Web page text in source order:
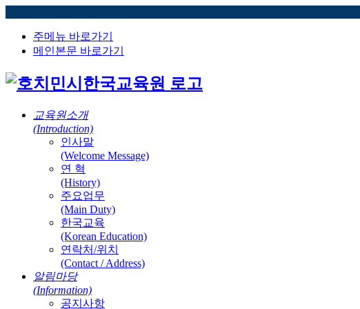
주메뉴 바로가기
메인본문 바로가기
교육원소개
(Introduction)
인사말
(Welcome Message)
연 혁
(History)
주요업무
(Main Duty)
한국교육
(Korean Education)
연락처/위치
(Contact / Address)
알림마당
(Information)
공지사항